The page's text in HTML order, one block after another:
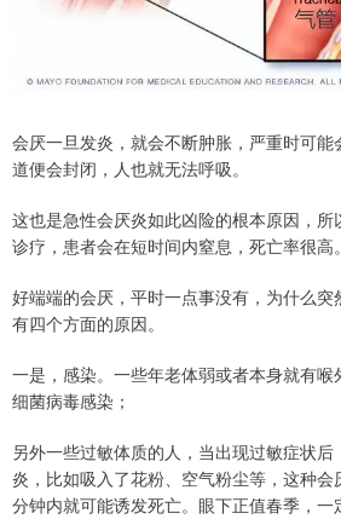
会厌一旦发炎，就会不断肿胀，严重时可
道便会封闭，人也就无法呼吸。
这也是急性会厌炎如此凶险的根本原因，所
诊疗，患者会在短时间内窒息，死亡率很高。
好端端的会厌，平时一点事没有，为什么
有四个方面的原因。
一是，感染。一些年老体弱或者本身就有喉
细菌病毒感染；
另外一些过敏体质的人，当出现过敏症状
炎，比如吸入了花粉、空气粉尘等，这种
分钟内就可能诱发死亡。眼下正值春季，一